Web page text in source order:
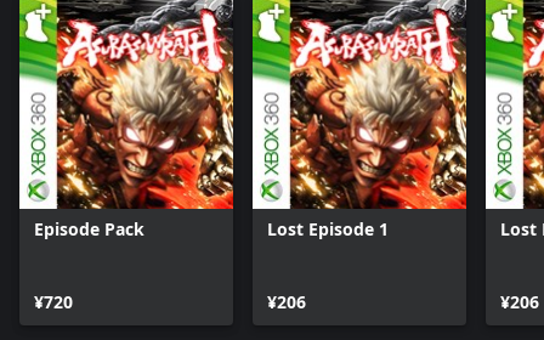
Episode Pack
¥720
Lost Episode 1
¥206
Lost
¥206